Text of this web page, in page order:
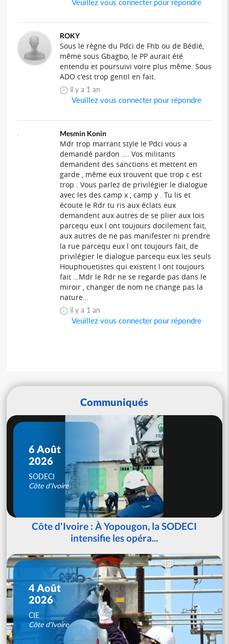
Veuillez vous connecter pour répondre
ROKY
Sous le règne du Pdci de Fhb ou de Bédié,
même sous Gbagbo, le PP aurait été
entendu et poursuivi voire plus même. Sous
ADO c'est trop gentil en fait.
il y a 1 an
Veuillez vous connecter pour répondre
Mesmin Konin
Mdr trop marrant style le Pdci vous a
demandé pardon …. Vos militants
demandent des sanctions et mettent en
garde , même eux trouvent que trop c est
trop . Vous parlez de privilégier le dialogue
avec les des camp x , camp y . Tu lis et
écoute le Rdr tu ris aux éclats eux
demandent aux autres de se plier aux lois
parcequ eux l ont toujours docilement fait,
aux autres de ne pas manifester ni prendre
la rue parcequ eux l ont toujours fait, de
privilégier le dialogue parcequ eux les seuls
Houphouetistes qui existent l ont toujours
fait …Mdr le Rdr ne se regarde pas dans le
miroir , changer de nom ne change pas la
nature…
il y a 1 an
Veuillez vous connecter pour répondre
Communiqués
6 Août
2026
SODECI
Côte d'Ivoire
Côte d'Ivoire : À Yopougon, la SODECI
intensifie les opéra...
4 Août
2026
CIE
Côte d'Ivoire